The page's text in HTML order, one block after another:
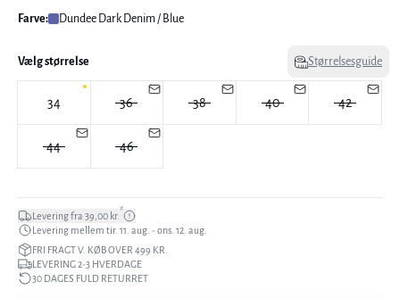
Farve: Dundee Dark Denim / Blue
Vælg størrelse Størrelsesguide
34 36 38 40 42
44 46
Levering fra 39,00 kr.*
Levering mellem tir. 11. aug. - ons. 12. aug.
FRI FRAGT V. KØB OVER 499 KR.
LEVERING 2-3 HVERDAGE
30 DAGES FULD RETURRET